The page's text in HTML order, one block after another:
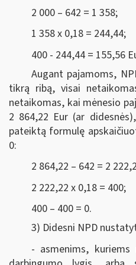
2 000 – 642 = 1 358;
1 358 x 0,18 = 244,44;
400 - 244,44 = 155,56
Augant pajamoms,
tikrą ribą, visai
netaikomas, kai mėnesio
2 864,22 Eur (ar
pateiktą formulę
0:
2 864,22 – 642 = 2
2 222,22 x 0,18 = 400;
400 – 400 = 0.
3) Didesni NPD
- asmenims,